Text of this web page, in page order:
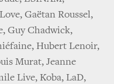
Gaëtan Roussel,
Guy Chadwick,
Hubert Lenoir,
Murat, Jeanne
Live, Koba, LaD,